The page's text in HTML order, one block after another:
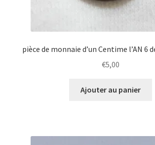
pièce de monnaie d’un Centime l’AN 6
€5,00
Ajouter au panier